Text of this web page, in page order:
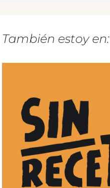
También estoy en: